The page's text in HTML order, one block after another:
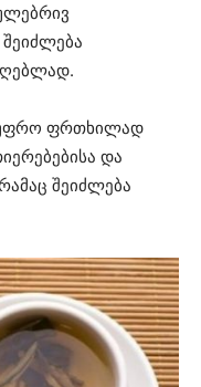
უფრო ფრთხილად
და
შეიძლება